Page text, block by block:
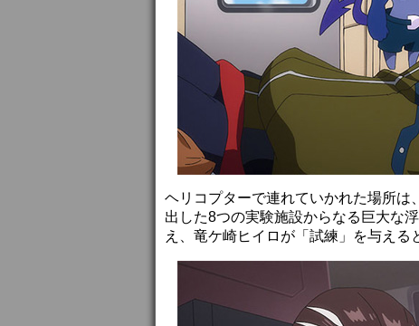
ヘリコプターで連れていかれた場所は
出した8つの実験施設からなる巨大な
え、竜ケ崎ヒイロが「試練」を与え